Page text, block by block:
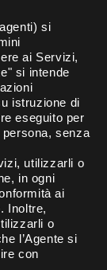
si
ai Servizi,
si intende
istruzione di
eseguito per
senza
utilizzarli o
in ogni
ai
Inoltre,
o
l’Agente si
con